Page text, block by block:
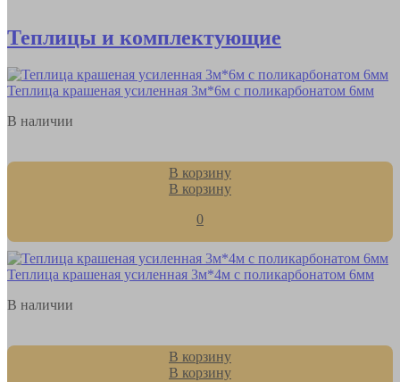
Теплицы и комплектующие
Теплица крашеная усиленная 3м*6м с поликарбонатом 6мм
В наличии
В корзину
В корзину
0
Теплица крашеная усиленная 3м*4м с поликарбонатом 6мм
В наличии
В корзину
В корзину